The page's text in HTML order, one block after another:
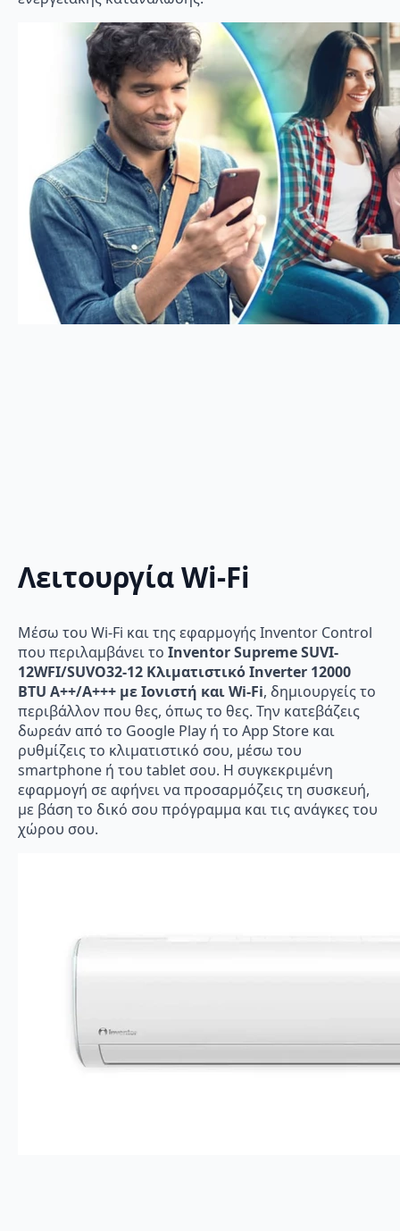
Λειτουργία Wi-Fi
Μέσω του Wi-Fi και της εφαρμογής Inventor Control
που περιλαμβάνει το Inventor Supreme SUVI-
12WFI/SUVO32-12 Κλιματιστικό Inverter 12000
BTU A++/A+++ με Ιονιστή και Wi-Fi, δημιουργείς το
περιβάλλον που θες, όπως το θες. Την κατεβάζεις
δωρεάν από το Google Play ή το App Store και
ρυθμίζεις το κλιματιστικό σου, μέσω του
smartphone ή του tablet σου. Η συγκεκριμένη
εφαρμογή σε αφήνει να προσαρμόζεις τη συσκευή,
με βάση το δικό σου πρόγραμμα και τις ανάγκες του
χώρου σου.